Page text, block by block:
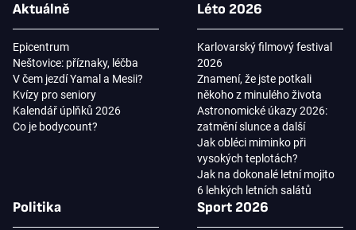
Aktuálně
Epicentrum
Neštovice: příznaky, léčba
V čem jezdí Yamal a Mesii?
Kvízy pro seniory
Kalendář úplňků 2026
Co je bodycount?
Léto 2026
Karlovarský filmový festival
2026
Znamení, že jste potkali
někoho z minulého života
Astronomické úkazy 2026:
zatmění slunce a další
Jak obléci miminko při
vysokých teplotách?
Jak na dokonalé letní mojito
6 lehkých letních salátů
Politika Sport 2026